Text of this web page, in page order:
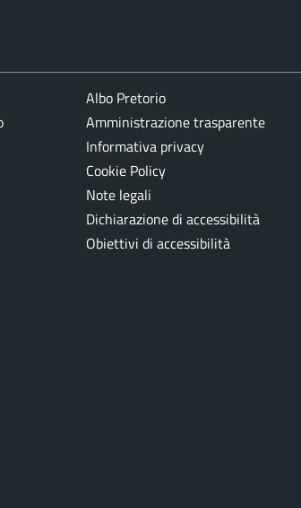
Albo Pretorio
Amministrazione trasparente
Informativa privacy
Cookie Policy
Note legali
Dichiarazione di accessibilità
Obiettivi di accessibilità